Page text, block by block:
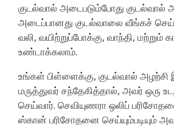
குடல்வால் அடைபடும்போது குடல்வால்
அடைப்பானது குடல்வாலை வீங்கச்
வலி, வயிற்றுப்போக்கு, வாந்தி, மற்றும்
உண்டாக்கலாம்.
உங்கள் பிள்ளைக்கு, குடல்வால் அழற்சி
மருத்துவர் சந்தேகித்தால், அவர் ஒரு
செய்வார். செவியுணரா ஒலிப்
ஸ்கான் பரிசோதனை செய்யும்படியும்